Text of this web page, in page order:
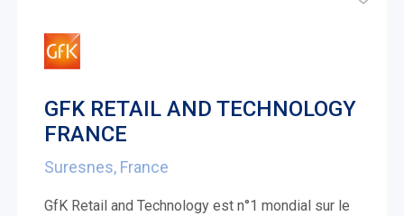
GFK RETAIL AND TECHNOLOGY
FRANCE
Suresnes, France
GfK Retail and Technology est n°1 mondial sur le